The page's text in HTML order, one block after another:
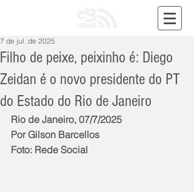
Filho de peixe, peixinho é: Diego
Zeidan é o novo presidente do PT
do Estado do Rio de Janeiro
7 de jul. de 2025
Rio de Janeiro, 07/7/2025
Por Gilson Barcellos
Foto: Rede Social